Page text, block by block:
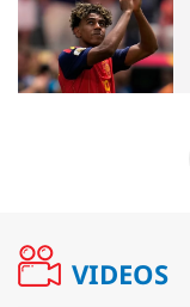
VIDEOS